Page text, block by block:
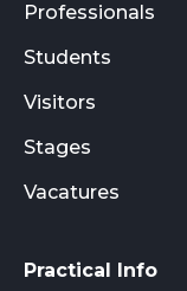
Professionals
Students
Visitors
Stages
Vacatures
Practical Info